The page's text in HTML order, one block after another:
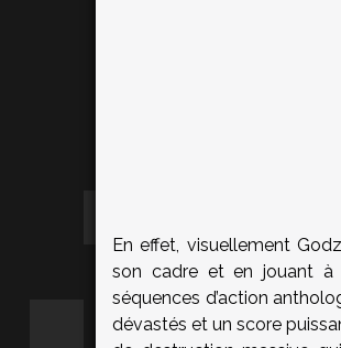
En effet, visuellement
son cadre et en jouant à
séquences d’action
dévastés et un score